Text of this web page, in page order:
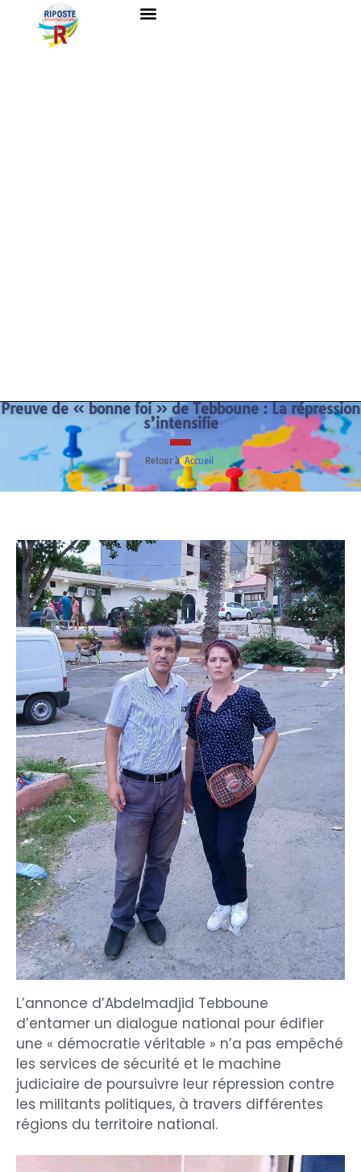
Preuve de « bonne foi » de Tebboune : La répression
s’intensifie
Retour àAccueil
L’annonce d’Abdelmadjid Tebboune
d’entamer un dialogue national pour édifier
une « démocratie véritable » n’a pas empêché
les services de sécurité et le machine
judiciaire de poursuivre leur répression contre
les militants politiques, à travers différentes
régions du territoire national.